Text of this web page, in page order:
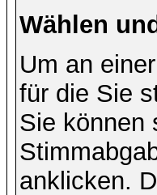
Wählen
Um an
für die Sie
Sie können
anklicken.